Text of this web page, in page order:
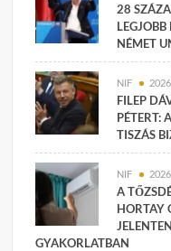
28
NÉMET
NIF
FILEP
PÉTERT:
TISZÁS
NIF
A
HORTAY
GYAKORLATBAN